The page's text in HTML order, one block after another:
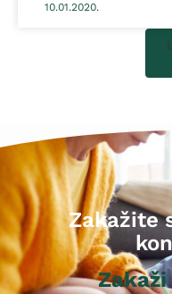
10.01.2020.
Zakažite